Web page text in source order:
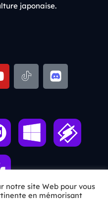
japonaise.
notre site Web pour vous
en mémorisant